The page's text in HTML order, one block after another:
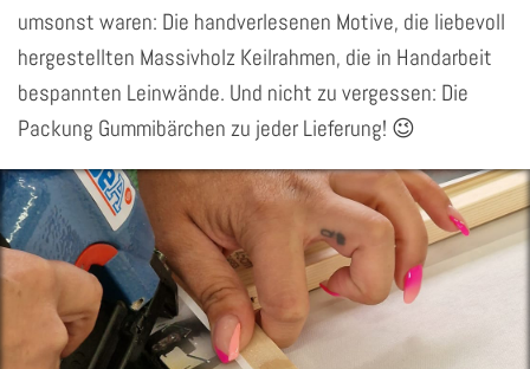
umsonst waren: Die handverlesenen Motive, die liebevoll
hergestellten Massivholz Keilrahmen, die in Handarbeit
bespannten Leinwände. Und nicht zu vergessen: Die
Packung Gummibärchen zu jeder Lieferung! 😉